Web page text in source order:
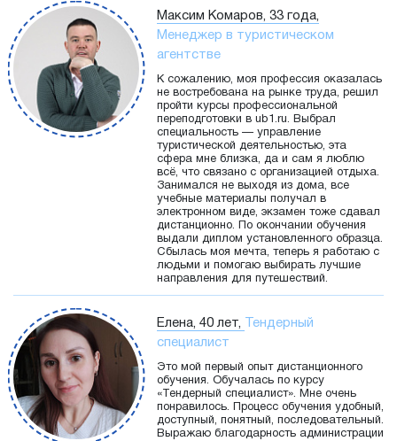
Максим Комаров, 33 года,
Менеджер в туристическом
агентстве
К сожалению, моя профессия оказалась
не востребована на рынке труда, решил
пройти курсы профессиональной
переподготовки в ub1.ru. Выбрал
специальность — управление
туристической деятельностью, эта
сфера мне близка, да и сам я люблю
всё, что связано с организацией отдыха.
Занимался не выходя из дома, все
учебные материалы получал в
электронном виде, экзамен тоже сдавал
дистанционно. По окончании обучения
выдали диплом установленного образца.
Сбылась моя мечта, теперь я работаю с
людьми и помогаю выбирать лучшие
направления для путешествий.
Елена, 40 лет,
Тендерный
специалист
Это мой первый опыт дистанционного
обучения. Обучалась по курсу
«Тендерный специалист». Мне очень
понравилось. Процесс обучения удобный,
доступный, понятный, последовательный.
Выражаю благодарность администрации